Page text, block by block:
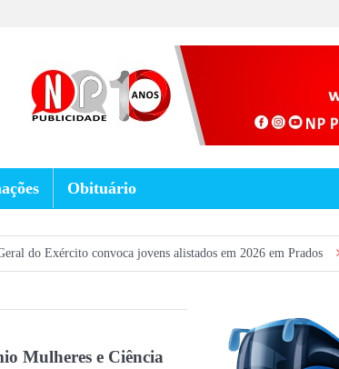
Obituário
convoca jovens alistados em 2026 em Prados Dia dos
Mulheres e Ciência